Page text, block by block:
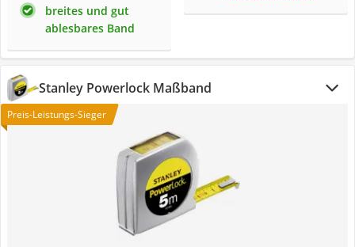
breites und gut
ablesbares Band
Stanley Powerlock Maßband
Preis-Leistungs-Sieger